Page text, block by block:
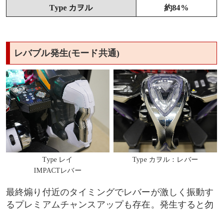
Type カヲル 約84%
レバブル発生(モード共通)
Type レイ
IMPACTレバー
Type カヲル：レバー
最終煽り付近のタイミングでレバーが激しく振動す
るプレミアムチャンスアップも存在。発生すると勿